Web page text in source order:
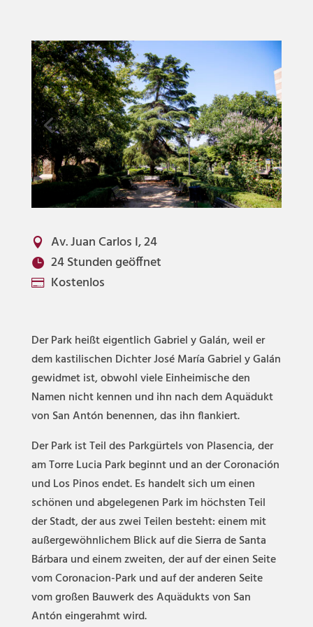
 Av. Juan Carlos I, 24
 24 Stunden geöffnet
 Kostenlos
Der Park heißt eigentlich Gabriel y Galán, weil er
dem kastilischen Dichter José María Gabriel y Galán
gewidmet ist, obwohl viele Einheimische den
Namen nicht kennen und ihn nach dem Aquädukt
von San Antón benennen, das ihn flankiert.
Der Park ist Teil des Parkgürtels von Plasencia, der
am Torre Lucia Park beginnt und an der Coronación
und Los Pinos endet. Es handelt sich um einen
schönen und abgelegenen Park im höchsten Teil
der Stadt, der aus zwei Teilen besteht: einem mit
außergewöhnlichem Blick auf die Sierra de Santa
Bárbara und einem zweiten, der auf der einen Seite
vom Coronacion-Park und auf der anderen Seite
vom großen Bauwerk des Aquädukts von San
Antón eingerahmt wird.